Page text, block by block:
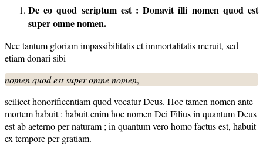
De eo quod scriptum est : Donavit illi nomen quod est
super omne nomen.
Nec tantum gloriam impassibilitatis et immortalitatis meruit, sed
etiam donari sibi
nomen quod est super omne nomen,
scilicet honorificentiam quod vocatur Deus. Hoc tamen nomen ante
mortem habuit : habuit enim hoc nomen Dei Filius in quantum Deus
est ab aeterno per naturam ; in quantum vero homo factus est, habuit
ex tempore per gratiam.